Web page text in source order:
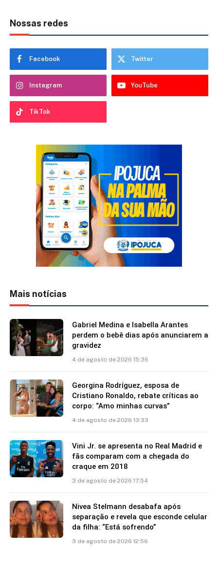
Nossas redes
Facebook Twitter
Instagram YouTube
TikTok
Mais notícias
Gabriel Medina e Isabella Arantes
perdem o bebê dias após anunciarem a
gravidez
4 de agosto de 2026 15:36
Georgina Rodríguez, esposa de
Cristiano Ronaldo, rebate críticas ao
corpo: “Amo minhas curvas”
4 de agosto de 2026 13:33
Vini Jr. se apresenta no Real Madrid e
fãs comparam com a chegada do
craque em 2018
3 de agosto de 2026 17:54
Nivea Stelmann desabafa após
separação e revela que esconde celular
da filha: “Está sofrendo”
3 de agosto de 2026 12:56